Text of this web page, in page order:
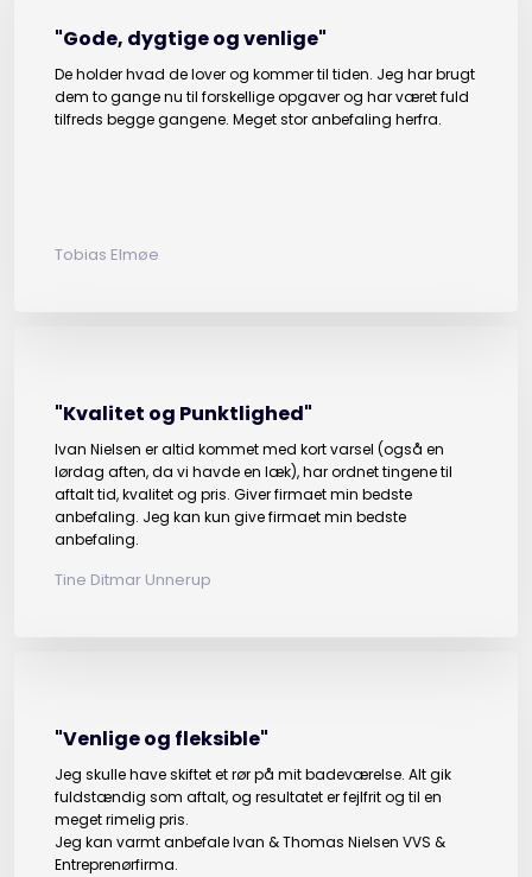
"Gode, dygtige og venlige"
De holder hvad de lover og kommer til tiden. Jeg har brugt
dem to gange nu til forskellige opgaver og har været fuld
tilfreds begge gangene. Meget stor anbefaling herfra.
Tobias Elmøe​
"Kvalitet og Punktlighed"
Ivan Nielsen er altid kommet med kort varsel (også en
lørdag aften, da vi havde en læk), har ordnet tingene til
aftalt tid, kvalitet og pris. Giver firmaet min bedste
anbefaling. Jeg kan kun give firmaet min bedste
anbefaling.
Tine Ditmar Unnerup
"Venlige og fleksible"
Jeg skulle have skiftet et rør på mit badeværelse. Alt gik
fuldstændig som aftalt, og resultatet er fejlfrit og til en
meget rimelig pris.
Jeg kan varmt anbefale Ivan & Thomas Nielsen VVS &
Entreprenørfirma.